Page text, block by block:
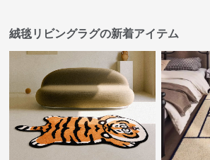
絨毯リビングラグの新着アイテム